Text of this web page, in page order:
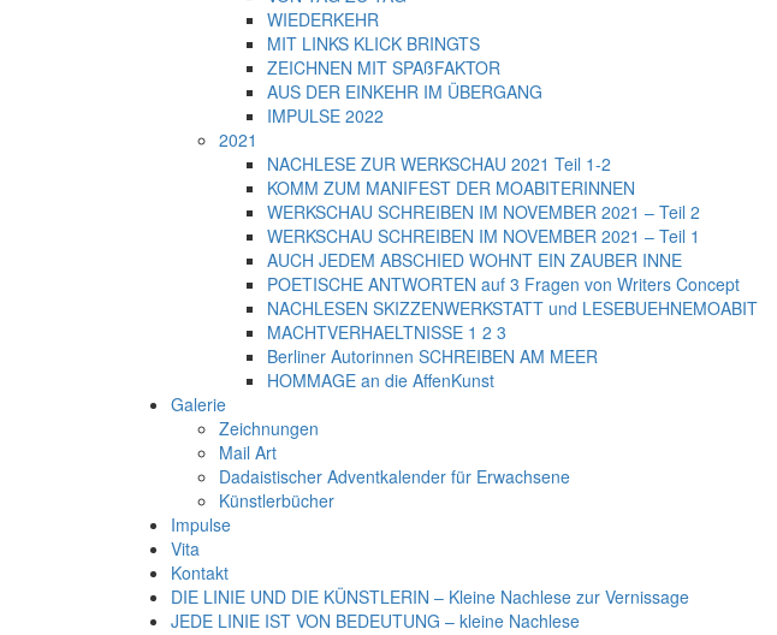
WIEDERKEHR
MIT LINKS KLICK BRINGTS
ZEICHNEN MIT SPAßFAKTOR
AUS DER EINKEHR IM ÜBERGANG
IMPULSE 2022
2021
NACHLESE ZUR WERKSCHAU 2021 Teil 1-2
KOMM ZUM MANIFEST DER MOABITERINNEN
WERKSCHAU SCHREIBEN IM NOVEMBER 2021 – Teil 2
WERKSCHAU SCHREIBEN IM NOVEMBER 2021 – Teil 1
AUCH JEDEM ABSCHIED WOHNT EIN ZAUBER INNE
POETISCHE ANTWORTEN auf 3 Fragen von Writers Concept
NACHLESEN SKIZZENWERKSTATT und LESEBUEHNEMOABIT
MACHTVERHAELTNISSE 1 2 3
Berliner Autorinnen SCHREIBEN AM MEER
HOMMAGE an die AffenKunst
Galerie
Zeichnungen
Mail Art
Dadaistischer Adventkalender für Erwachsene
Künstlerbücher
Impulse
Vita
Kontakt
DIE LINIE UND DIE KÜNSTLERIN – Kleine Nachlese zur Vernissage
JEDE LINIE IST VON BEDEUTUNG – kleine Nachlese